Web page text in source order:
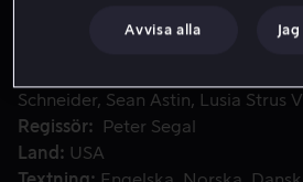
Schneider Sean Astin Lusia Strus
Regissör
Peter Segal
Land
USA
Avvisa alla